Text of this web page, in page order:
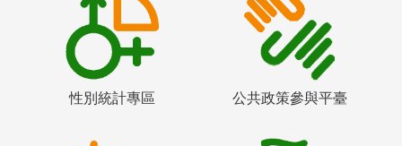
性別統計專區 公共政策參與平臺